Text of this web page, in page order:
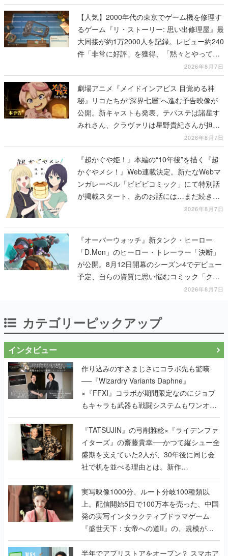
【人気】2000年代の東京でゲーム機を修理す
るゲーム『リ・ストーリー: 思い出修理屋』最
大同接が約1万2000人を記録。レビュー約240
件「非常に好評」を獲得、「黙々とやってし
2026年8月7日
劇場アニメ『メイドインアビス 目覚める神
秘』リコたちが“深界七層”へ進む予告映像が
公開。新キャストも発表、テパステは諸星す
みれさん、クラヴァリは星野貴紀さんが担当
2026年8月7日
『超かぐや姫！』本編の“10年後”を描く『超
かぐやメシ！』Web連載決定。新たなWebマ
ンガレーベル「ビビビコミック」にて特別話
が掲載スタート、あのお話には…まだ続きが
2026年8月7日
『オーバーウォッチ』新タンク・ヒーロー
「D.Mon」のヒーロー・トレーラー「決断」
が公開。8月12日開幕のシーズン4でデビュー
予定、自らの資質に思い悩むコミック「クロ
2026年8月7日
カテゴリーピックアップ
インタビュー
作り込みのすさまじさにコラボ先も驚嘆
──『Wizardry Variants Daphne』
×『FFXI』コラボが期間限定なのにジョブ
もキャラも武器も戦闘システムもワンオフ
で作り込まれた理由を両ディレクターに聞
く
『TATSUJIN』の弓削雅稔×『ライデンファ
イターズ』の齋藤貴幸──かつて縦シュー全
盛期を支えていた2人が、30年後に同じ会
社で机を並べる理由とは。新作
『TATSUJIN EXTREME』で初タッグを組
んだレジェンド2人に訊く開発秘話
実写映像1000分、ルート分岐100種類以
上。配信開始5日で100万本を売った、中国
発の実写インタラクティブドラマゲーム
『盛世天下：女帝への道II』の、規模が違
うこだわりをプロデューサーに聞いた
半年でアプリストアをオープン？ スマホア